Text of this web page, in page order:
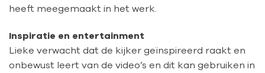
heeft meegemaakt in het werk.
Inspiratie en entertainment
Lieke verwacht dat de kijker geïnspireerd raakt en
onbewust leert van de video’s en dit kan gebruiken in